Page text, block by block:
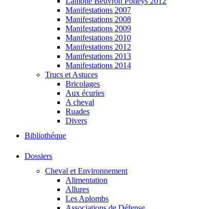
Manifestations 2007
Manifestations 2008
Manifestations 2009
Manifestations 2010
Manifestations 2012
Manifestations 2013
Manifestations 2014
Trucs et Astuces
Bricolages
Aux écuries
A cheval
Ruades
Divers
Bibliothéque
Dossiers
Cheval et Environnement
Alimentation
Allures
Les Aplombs